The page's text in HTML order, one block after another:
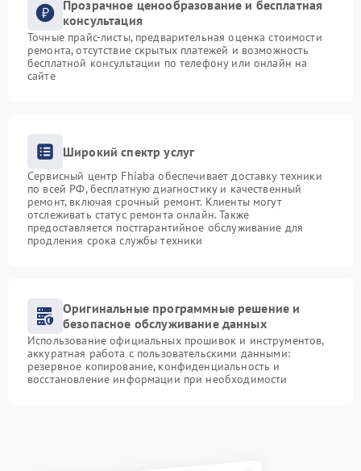
Прозрачное ценообразование и бесплатная
консультация
Точные прайс-листы, предварительная оценка стоимости
ремонта, отсутствие скрытых платежей и возможность
бесплатной консультации по телефону или онлайн на
сайте
Широкий спектр услуг
Сервисный центр Fhiaba обеспечивает доставку техники
по всей РФ, бесплатную диагностику и качественный
ремонт, включая срочный ремонт. Клиенты могут
отслеживать статус ремонта онлайн. Также
предоставляется постгарантийное обслуживание для
продления срока службы техники
Оригинальные программные решение и
безопасное обслуживание данных
Использование официальных прошивок и инструментов,
аккуратная работа с пользовательскими данными:
резервное копирование, конфиденциальность и
восстановление информации при необходимости